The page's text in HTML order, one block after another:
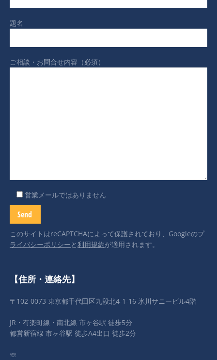
題名
ご相談・お問合せ内容（必須）
営業メールではありません
このサイトはreCAPTCHAによって保護されており、Googleのプ
ライバシーポリシーと利用規約が適用されます。
【住所・連絡先】
〒102-0073 東京都千代田区九段北4-1-16 氷川サニービル4階
JR・有楽町線・南北線 市ヶ谷駅 徒歩5分
都営新宿線 市ヶ谷駅 徒歩A4出口 徒歩2分
☏